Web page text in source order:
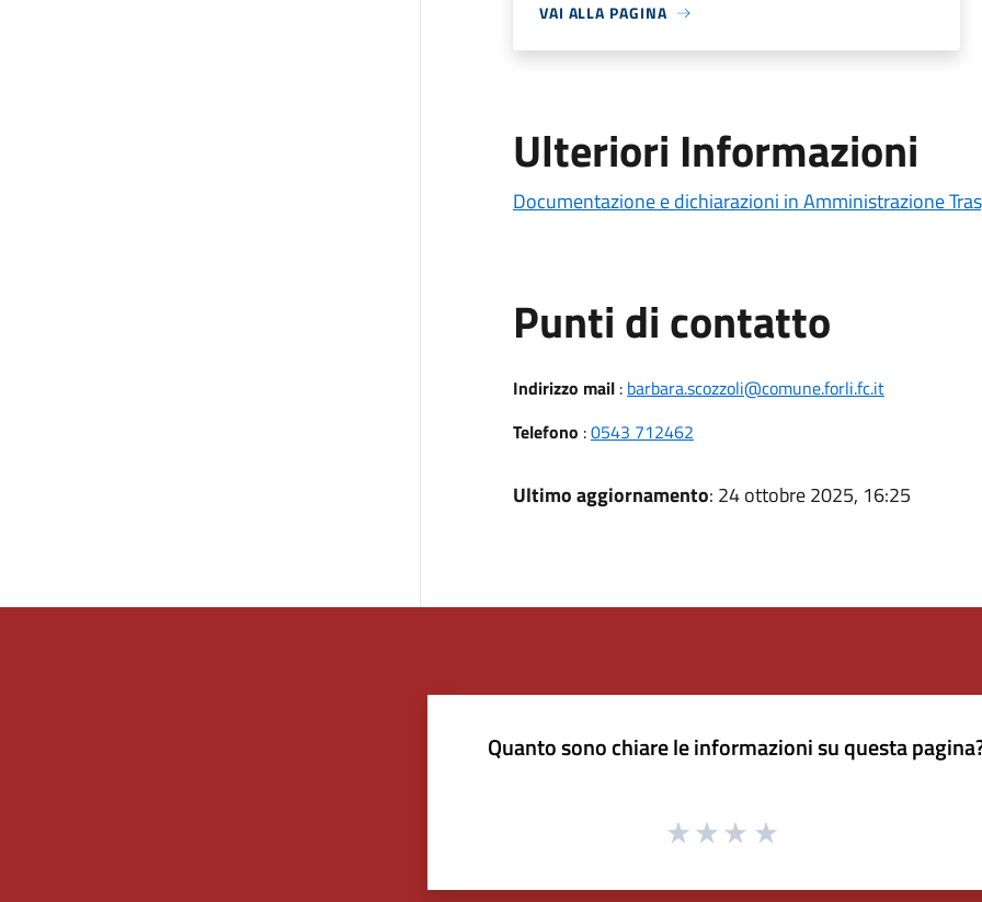
VAI ALLA PAGINA
Ulteriori Informazioni
Documentazione e dichiarazioni in Amministrazione
Punti di contatto
Indirizzo mail: barbara.scozzoli@comune.forli.fc.it
Telefono :0543 712462
Ultimo aggiornamento: 24 ottobre 2025, 16:25
Quanto sono chiare le informazioni su questa